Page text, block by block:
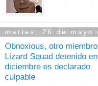
martes, 26 de mayo
Obnoxious, otro
Lizard Squad detenido en
diciembre es declarado
culpable